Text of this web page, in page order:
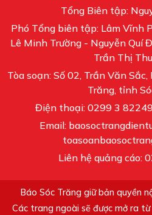
Tổng Biên tập:
Phó Tổng biên tập: Lâm Vĩnh
Lê Minh Trường - Nguyễn Quí
Trần Thị
Tòa soạn: Số 02, Trần Văn
Trăng, tỉnh
Điện thoại: 0299 3
Email:
Liên hệ quảng cáo:
Báo Sóc Trăng giữ bản quyền
Các trang ngoài sẽ được mở ra từ